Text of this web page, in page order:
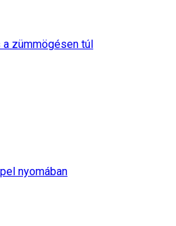
zümmögésen túl
nyomában